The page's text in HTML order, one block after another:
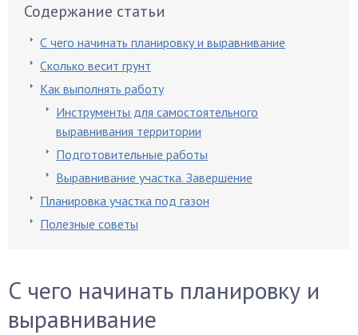
Содержание статьи
С чего начинать планировку и выравнивание
Сколько весит грунт
Как выполнять работу
Инструменты для самостоятельного
выравнивания территории
Подготовительные работы
Выравнивание участка. Завершение
Планировка участка под газон
Полезные советы
С чего начинать планировку и
выравнивание